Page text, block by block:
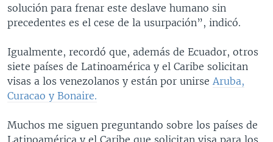
solución para frenar este deslave humano sin
precedentes es el cese de la usurpación”, indicó.
Igualmente, recordó que, además de Ecuador, otros
siete países de Latinoamérica y el Caribe solicitan
visas a los venezolanos y están por unirse Aruba,
Curacao y Bonaire.
Muchos me siguen preguntando sobre los países de
Latinoamérica y el Caribe que solicitan visa para los